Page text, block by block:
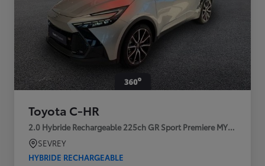
Toyota C-HR
2.0 Hybride Rechargeable 225ch GR Sport Premiere MY25
SEVREY
HYBRIDE RECHARGEABLE